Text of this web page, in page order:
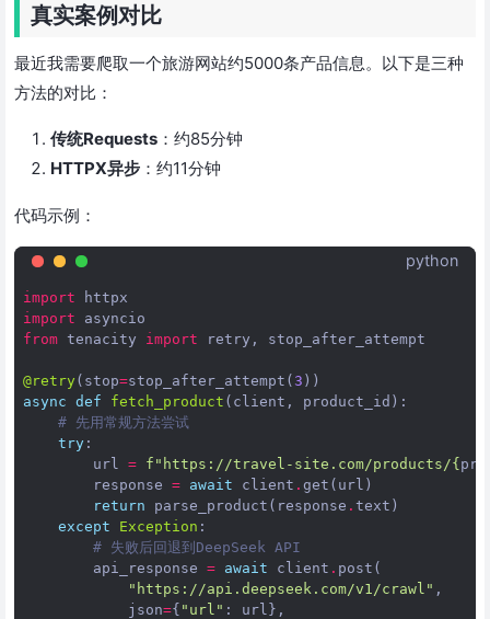
真实案例对比
最近我需要爬取一个旅游网站约5000条产品信息。以下是三种
方法的对比：
传统Requests ：约85分钟
HTTPX异步 ：约11分钟
代码示例：
python
import
httpx
import
asyncio
from tenacity import retry , stop_after_attempt
@retry ( stop=stop_after_attempt ( 3 ))
async def fetch_product ( client , product_id ):
# 先用常规方法尝试
try :
url
= f "https://travel-site.com/products/{
response = await client . get ( url )
return
parse_product ( response . text )
except
Exception :
# 失败后回退到DeepSeek API
api_response = await client . post (
"https://api.deepseek.com/v1/crawl" ,
json={ "url" : url },